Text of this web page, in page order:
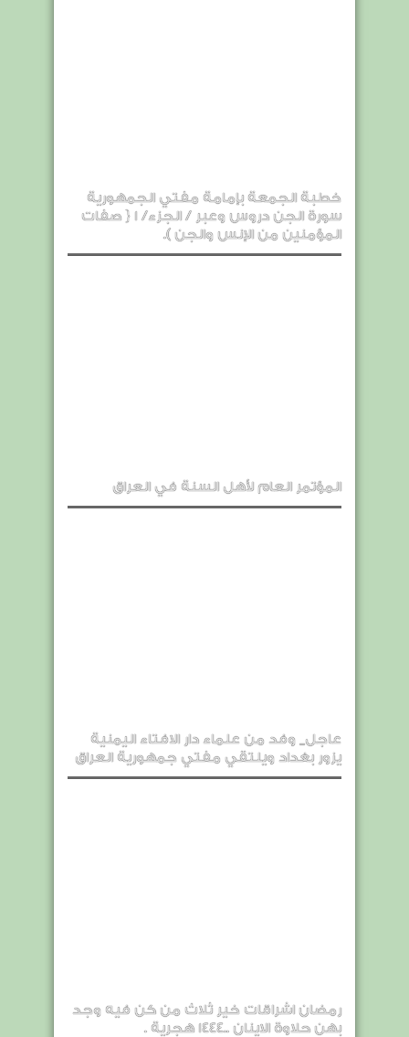
خطبة الجمعة بإمامة مفتي الجمهورية
سورة الجن دروس وعبر / الجزء/ 1 { صفات
المؤمنين من الإنس والجن ).
المؤتمر العام لأهل السنة في العراق
عاجل_ وفد من علماء دار الافتاء اليمنية
يزور بغداد ويلتقي مفتي جمهورية العراق
رمضان اشراقات خير ثلاث من كن فيه وجد
بهن حلاوة الاينان ..1444 هجرية .